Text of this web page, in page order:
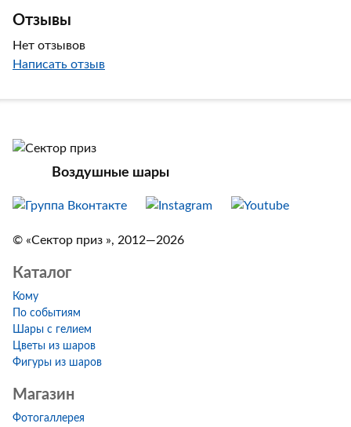
Отзывы
Нет отзывов
Написать отзыв
Воздушные шары
© «Сектор приз », 2012—2026
Каталог
Кому
По событиям
Шары с гелием
Цветы из шаров
Фигуры из шаров
Магазин
Фотогаллерея